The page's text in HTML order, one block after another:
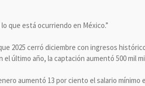
que está ocurriendo en México.”
2025 cerró diciembre con ingresos
el último año, la captación aumentó 500 mil
aumentó 13 por ciento el salario mínimo